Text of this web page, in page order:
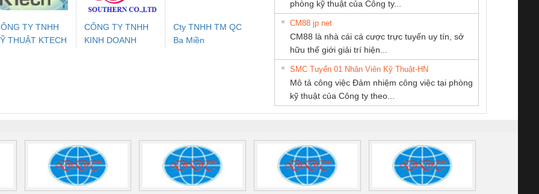
Điện AC
Mô-đun Ắc Quy UPS
Rơ Le An Toàn
Bộ giám sát chuỗi
tấm pin
TRANSCLINIC 16I+
1K5 H (2502520000)
Bộ chỉnh lưu nguồn
điện TRANSCLINIC
BKE 1K5.4
(7791400879)2. Giá
Nẹp nhôm chống
trơn Đà Nẵng
TY TNHH
THUẬT KTECH
CÔNG TY TNHH
KINH DOANH
Cty TNHH TM QC
Ba Miền
CÔNG TY TNHH
THƯƠNG MẠI
DỊCH VỤ KỸ
THUẬT ĐIỆN CƠ
GIA HƯNG PHÁT
MEKONG MARINE
SUPPLY
PHẦN TỰ ĐỘNG
phòng kỹ thuật của Công ty...
CM88 jp net
CM88 là nhà cái cá cược trực tuyến uy tín, sở
hữu thế giới giải trí hiện...
SMC Tuyển 01 Nhân Viên Kỹ Thuật-HN
Mô tả công việc Đảm nhiệm công việc tại phòng
kỹ thuật của Công ty theo...